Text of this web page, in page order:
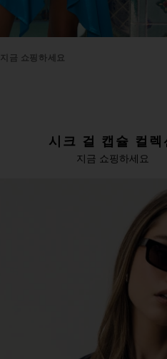
지금 쇼핑하세요
시크 걸 캡슐 컬렉
지금 쇼핑하세요